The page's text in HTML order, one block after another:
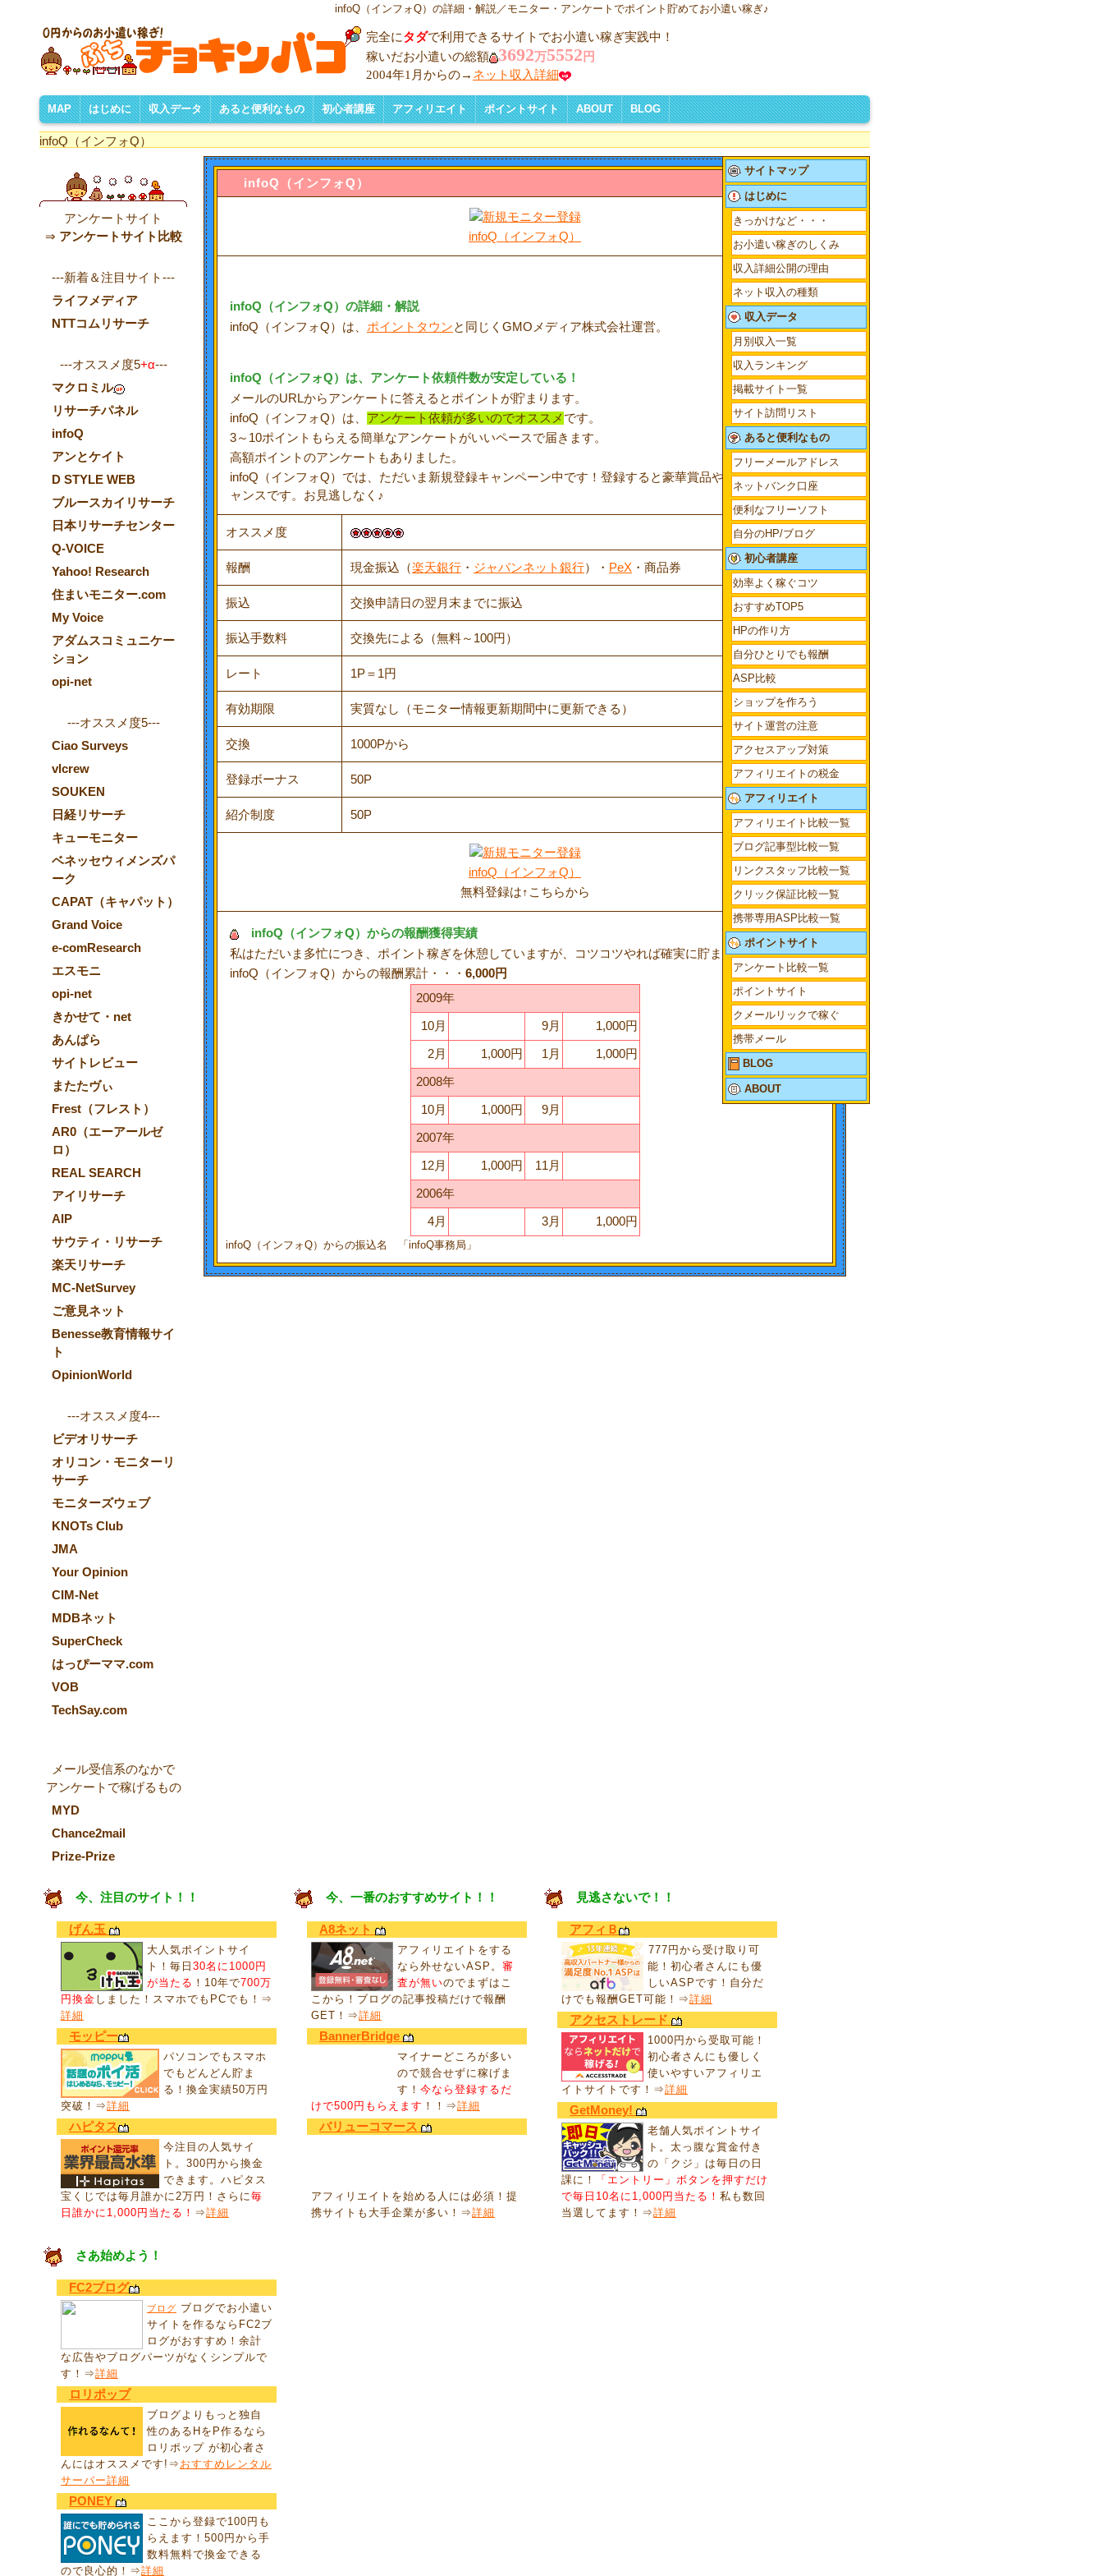
infoQ（インフォQ）の詳細・解説／モニター・アンケートでポイント貯めてお小遣い稼ぎ♪
完全にタダで利用できるサイトでお小遣い稼ぎ実践中！
稼いだお小遣いの総額
3692万5552 円
2004年1月からの→ ネット収入詳細
MAP はじめに
お小遣い稼ぎとは
きっかけなど・・・
お小遣い稼ぎのしくみ
収入詳細公開の理由
ネット収入の種類
収入データ
収入データについて
月別収入一覧
収入ランキング
掲載サイト一覧
サイト訪問リスト
あると便利なもの
あると便利なものリスト
フリーメールアドレス
ネットバンク口座
便利なフリーソフト
自分のHP/ブログ
初心者講座
初心者講座 一覧
効率よく稼ぐコツ
おすすめTOP5
HPの作り方
自分ひとりでも報酬
ASP比較
ショップを作ろう
サイト運営の注意
アクセスアップ対策
アフィリエイトの税金
アフィリエイト
広告収入のいろいろなタイプ
アフィリエイトとは
アフィリエイト比較一覧
ブログ記事型比較一覧
リンクスタッフ比較一覧
クリック保証比較一覧
携帯専用ASP比較一覧
ポイントサイト
ポイントサイトについて
アンケート比較一覧
ポイントサイト
クメールリックで稼ぐ
携帯メール
ABOUT
ABOUT ME
BLOG
BLOG
infoQ（インフォQ）
アンケートサイト
⇒ アンケートサイト比較
---新着＆注目サイト---
ライフメディア
NTTコムリサーチ
---オススメ度5+α---
マクロミル
リサーチパネル
infoQ
アンとケイト
D STYLE WEB
ブルースカイリサーチ
日本リサーチセンター
Q-VOICE
Yahoo! Research
住まいモニター.com
My Voice
アダムスコミュニケー
ション
opi-net
---オススメ度5---
Ciao Surveys
vlcrew
SOUKEN
日経リサーチ
キューモニター
ベネッセウィメンズパ
ーク
CAPAT（キャパット）
Grand Voice
e-comResearch
エスモニ
opi-net
きかせて・net
あんぱら
サイトレビュー
またたヴぃ
Frest（フレスト）
AR0（エーアールゼ
ロ）
REAL SEARCH
アイリサーチ
AIP
サウティ・リサーチ
楽天リサーチ
MC-NetSurvey
ご意見ネット
Benesse教育情報サイ
ト
OpinionWorld
---オススメ度4---
ビデオリサーチ
オリコン・モニターリ
サーチ
モニターズウェブ
KNOTs Club
JMA
Your Opinion
CIM-Net
MDBネット
SuperCheck
はっぴーママ.com
VOB
TechSay.com
メール受信系のなかで
アンケートで稼げるもの
MYD
Chance2mail
Prize-Prize
infoQ （インフォQ）
infoQ（インフォQ）
infoQ （インフォQ）の詳細・解説
infoQ（インフォQ）は、 ポイントタウンと同じくGMOメディア株式会社運営。
infoQ （インフォQ）は、アンケート依頼件数が安定している！
メールのURLからアンケートに答えるとポイントが貯まります。
infoQ（インフォQ）は、 アンケート依頼が多いのでオススメ です。
3～10ポイントもらえる簡単なアンケートがいいペースで届きます。
高額ポイントのアンケートもありました。
infoQ（インフォQ）では、ただいま新規登録キャンペーン中です！登録すると豪華賞品や500Pが当たるチ
ャンスです。お見逃しなく♪
オススメ度
報酬 現金振込（楽天銀行 ・ ジャパンネット銀行）・ PeX ・商品券
振込 交換申請日の翌月末までに振込
振込手数料 交換先による（無料～100円）
レート 1P＝1円
有効期限 実質なし（モニター情報更新期間中に更新できる）
交換 1000Pから
登録ボーナス 50P
紹介制度 50P
infoQ（インフォQ）
無料登録は↑こちらから
infoQ （インフォQ）からの報酬獲得実績
私はただいま多忙につき、ポイント稼ぎを休憩していますが、コツコツやれば確実に貯まります。
infoQ（インフォQ）からの報酬累計・・・ 6,000円
2009年
10月 9月 1,000円
2月 1,000円 1月 1,000円
2008年
10月 1,000円 9月
2007年
12月 1,000円 11月
2006年
4月 3月 1,000円
infoQ（インフォQ）からの振込名 「infoQ事務局」
サイトマップ
はじめに
きっかけなど・・・
お小遣い稼ぎのしくみ
収入詳細公開の理由
ネット収入の種類
収入データ
月別収入一覧
収入ランキング
掲載サイト一覧
サイト訪問リスト
あると便利なもの
フリーメールアドレス
ネットバンク口座
便利なフリーソフト
自分のHP/ブログ
初心者講座
効率よく稼ぐコツ
おすすめTOP5
HPの作り方
自分ひとりでも報酬
ASP比較
ショップを作ろう
サイト運営の注意
アクセスアップ対策
アフィリエイトの税金
アフィリエイト
アフィリエイト比較一覧
ブログ記事型比較一覧
リンクスタッフ比較一覧
クリック保証比較一覧
携帯専用ASP比較一覧
ポイントサイト
アンケート比較一覧
ポイントサイト
クメールリックで稼ぐ
携帯メール
BLOG
ABOUT
今、注目のサイト！！
げん玉
大人気ポイントサイ
ト！毎日 30名に1000円
が当たる ！10年で700万
円換金 しました！スマホでもPCでも！⇒
詳細
モッピー
パソコンでもスマホ
でもどんどん貯ま
る！換金実績50万円
突破！⇒詳細
ハピタス
今注目の人気サイ
ト。300円から換金
できます。ハピタス
宝くじでは毎月誰かに2万円！さらに毎
日誰かに1,000円当たる！ ⇒詳細
今、一番のおすすめサイト！！
A8ネット
アフィリエイトをする
なら外せないASP。 審
査が無いのでまずはこ
こから！ブログの記事投稿だけで報酬
GET！⇒詳細
BannerBridge
マイナーどころが多い
ので競合せずに稼げま
す！ 今なら登録するだ
けで500円もらえます ！！⇒詳細
バリューコマース
アフィリエイトを始める人には必須！提
携サイトも大手企業が多い！⇒詳細
見逃さないで！！
アフィＢ
777円から受け取り可
能！初心者さんにも優
しいASPです！自分だ
けでも報酬GET可能！⇒詳細
アクセストレード
1000円から受取可能！
初心者さんにも優しく
使いやすいアフィリエ
イトサイトです！⇒詳細
GetMoney!
老舗人気ポイントサイ
ト。太っ腹な賞金付き
の「クジ」は毎日の日
課に！
「エントリー」ボタンを押すだけ
で毎日10名に1,000円当たる！ 私も数回
当選してます！⇒詳細
さあ始めよう！
FC2ブログ
ブログ ブログでお小遣い
サイトを作るならFC2ブ
ログがおすすめ！余計
な広告やブログパーツがなくシンプルで
す！⇒詳細
ロリポップ
ブログよりもっと独自
性のあるHをP作るなら
ロリポップ が初心者さ
んにはオススメです!⇒ おすすめレンタル
サーバー詳細
PONEY
ここから登録で100円も
らえます！500円から手
数料無料で換金できる
ので良心的！⇒詳細